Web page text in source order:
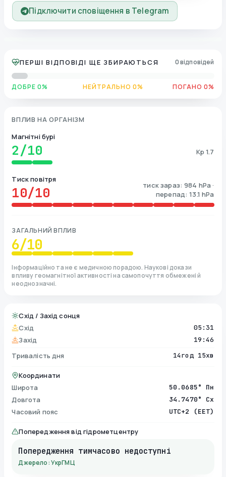
Підключити сповіщення в Telegram
ПЕРШІ ВІДПОВІДІ ЩЕ ЗБИРАЮТЬСЯ 0 відповідей
ДОБРЕ 0% НЕЙТРАЛЬНО 0% ПОГАНО 0%
ВПЛИВ НА ОРГАНІЗМ
Магнітні бурі
2/10 Kp 1.7
Тиск повітря
10/10
тиск зараз: 984 hPa ·
перепад: 13.1 hPa
ЗАГАЛЬНИЙ ВПЛИВ
6/10
Інформаційно та не є медичною порадою. Наукові докази
впливу геомагнітної активності на самопочуття обмежені й
неоднозначні.
Схід / Захід сонця
Схід
05:31
Захід 19:46
Тривалість дня 14год 15хв
Координати
Широта
50.0685° Пн
Довгота 34.7470° Сх
Часовий пояс UTC+2 (EET)
Попередження від гідрометцентру
Попередження тимчасово недоступні
Джерело: УкрГМЦ